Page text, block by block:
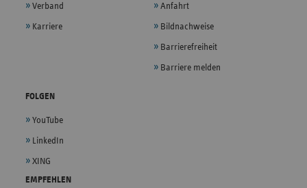
Verband
Karriere
Anfahrt
Bildnachweise
Barrierefreiheit
Barriere melden
FOLGEN
YouTube
LinkedIn
XING
EMPFEHLEN